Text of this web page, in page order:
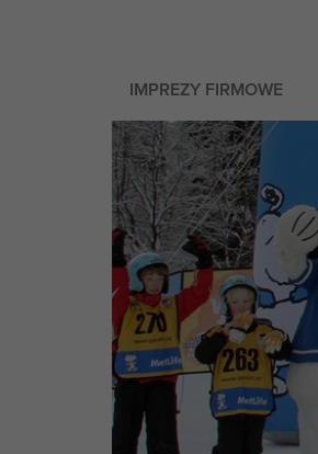
IMPREZY FIRMOWE